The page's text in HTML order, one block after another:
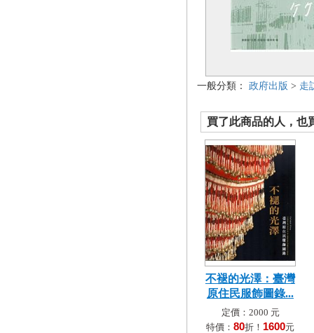
一般分類： 政府出版 > 走
買了此商品的人，也
不褪的光澤：臺灣
原住民服飾圖錄...
定價：2000 元
特價： 80折！ 1600元